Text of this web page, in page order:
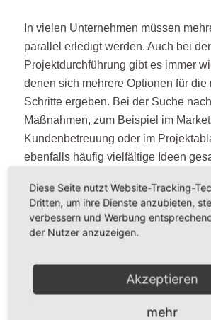
In vielen Unternehmen müssen
parallel erledigt werden. Auch bei der
Projektdurchführung gibt es immer
denen sich mehrere Optionen für die
Schritte ergeben. Bei der Suche
Maßnahmen, zum Beispiel im
Kundenbetreuung oder im
ebenfalls häufig vielfältige Ideen
begrenzt, weshalb sich in solchen
die Frage stellt: Welche
zuerst umgesetzt werden? Eine ICE
von Aufgaben zu treffen und so das
Diese Seite nutzt Website-Tracking-
Dritten, um ihre Dienste anzubieten,
verbessern und Werbung
der Nutzer anzuzeigen.
Akzeptieren
mehr